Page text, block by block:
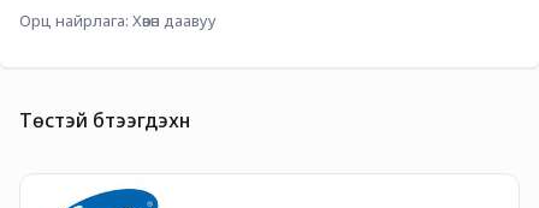
Орц найрлага: Хөвөн даавуу
Төстэй бүтээгдэхүүн